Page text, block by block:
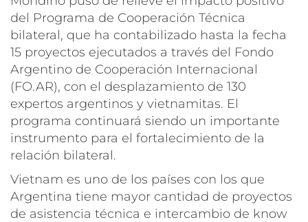
del Programa de Cooperación Técnica
bilateral, que ha contabilizado hasta la fecha
15 proyectos ejecutados a través del Fondo
Argentino de Cooperación Internacional
(FO.AR), con el desplazamiento de 130
expertos argentinos y vietnamitas. El
programa continuará siendo un importante
instrumento para el fortalecimiento de la
relación bilateral.
Vietnam es uno de los países con los que
Argentina tiene mayor cantidad de proyectos
de asistencia técnica e intercambio de know